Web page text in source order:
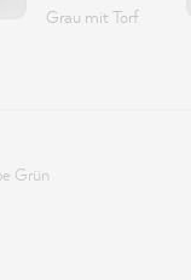
Grau mit Torf
Grün